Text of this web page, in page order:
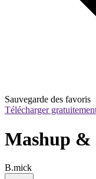
Sauvegarde des favoris
Télécharger
Mashup &
B.mick